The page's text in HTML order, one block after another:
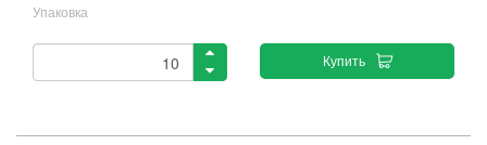
Упаковка
Купить